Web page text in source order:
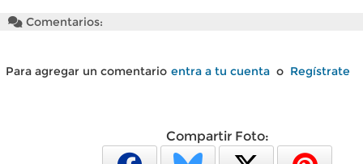
Comentarios:
Para agregar un comentario entra a tu cuenta o Regístrate
Compartir Foto: